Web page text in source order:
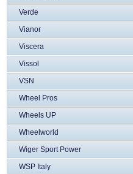
Verde
Vianor
Viscera
Vissol
VSN
Wheel Pros
Wheels UP
Wheelworld
Wiger Sport Power
WSP Italy